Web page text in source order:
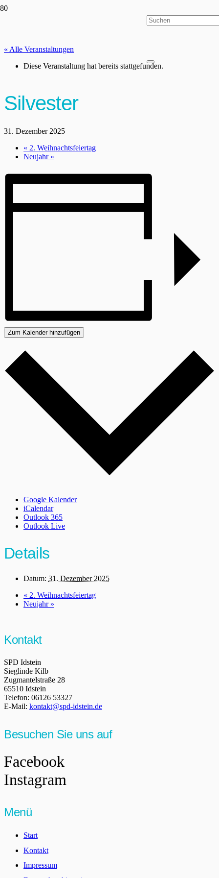
« Alle Veranstaltungen
Diese Veranstaltung hat bereits stattgefunden.
Silvester
31. Dezember 2025
« 2. Weihnachtsfeiertag
Neujahr »
Zum Kalender hinzufügen
Google Kalender
iCalendar
Outlook 365
Outlook Live
Details
Datum: 31. Dezember 2025
« 2. Weihnachtsfeiertag
Neujahr »
Kontakt
SPD Idstein
Sieglinde Kilb
Zugmantelstraße 28
65510 Idstein
Telefon: 06126 53327
E-Mail: kontakt@spd-idstein.de
Besuchen Sie uns auf
Facebook
Instagram
Menü
Start
Kontakt
Impressum